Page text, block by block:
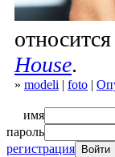
House.
» modeli | foto |
имя
пароль
регистрация